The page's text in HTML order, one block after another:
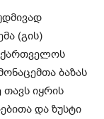
(გის)
ბაზას
იყრის
და ზუსტი